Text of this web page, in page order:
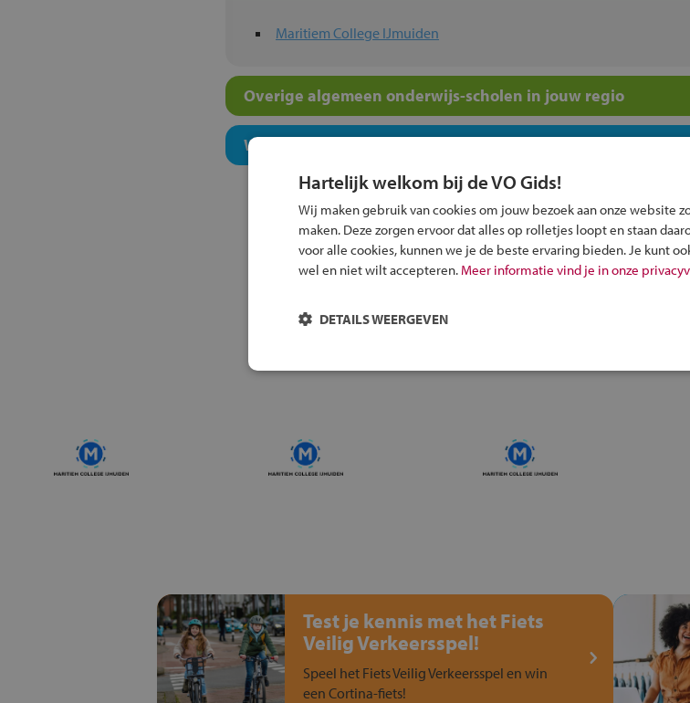
Maritiem College IJmuiden
Overige algemeen onderwijs-scholen in jouw regio
Welk niveau past bij jou?
Inschrijven?
Alle informatie om je
Test je kennis met het Fiets
Veilig Verkeersspel!
Speel het Fiets Veilig Verkeersspel en win
een Cortina-fiets!
Hartelijk welkom bij de VO Gids!
Wij maken gebruik van cookies om jouw bezoek aan onze website
maken. Deze zorgen ervoor dat alles op rolletjes loopt en staan
voor alle cookies, kunnen we je de beste ervaring bieden. Je kunt
wel en niet wilt accepteren. Meer informatie vind je in onze
DETAILS WEERGEVEN